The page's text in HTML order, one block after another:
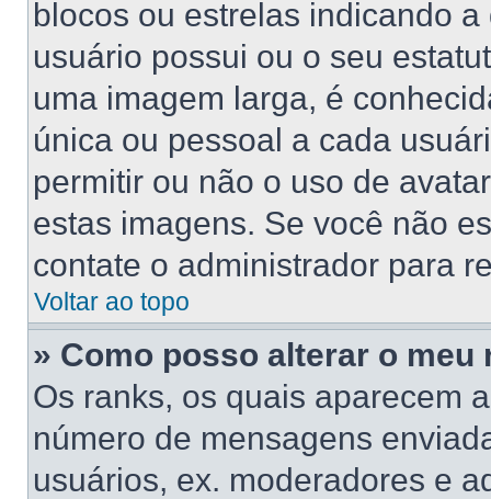
blocos ou estrelas indicando
usuário possui ou o seu
uma imagem larga, é
única ou pessoal a cada
permitir ou não o uso de
estas imagens. Se você não
contate o administrador para
Voltar ao topo
» Como posso alterar o meu
Os ranks, os quais aparecem
número de mensagens
usuários, ex. moderadores e